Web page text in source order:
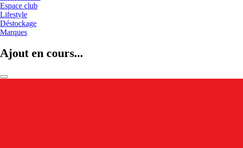
Espace club
Lifestyle
Déstockage
Marques
Ajout en cours...